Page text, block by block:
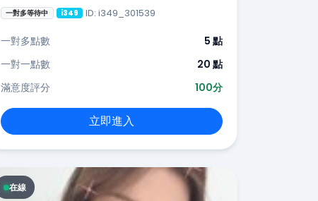
一對多等待中 i349 ID: i349_301539
一對多點數
5 點
一對一點數
20 點
滿意度評分
100分
立即進入
在線